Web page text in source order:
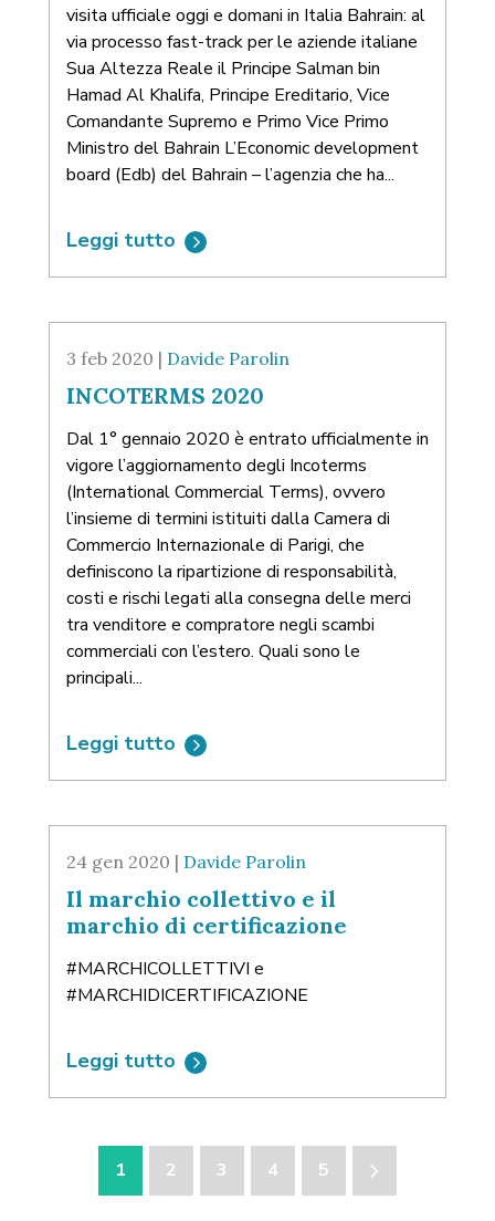
visita ufficiale oggi e domani in Italia Bahrain: al
via processo fast-track per le aziende italiane
Sua Altezza Reale il Principe Salman bin
Hamad Al Khalifa, Principe Ereditario, Vice
Comandante Supremo e Primo Vice Primo
Ministro del Bahrain L’Economic development
board (Edb) del Bahrain – l’agenzia che ha...
Leggi tutto
3 feb 2020 | Davide Parolin
INCOTERMS 2020
Dal 1° gennaio 2020 è entrato ufficialmente in
vigore l’aggiornamento degli Incoterms
(International Commercial Terms), ovvero
l’insieme di termini istituiti dalla Camera di
Commercio Internazionale di Parigi, che
definiscono la ripartizione di responsabilità,
costi e rischi legati alla consegna delle merci
tra venditore e compratore negli scambi
commerciali con l’estero. Quali sono le
principali...
Leggi tutto
24 gen 2020 | Davide Parolin
Il marchio collettivo e il
marchio di certificazione
#MARCHICOLLETTIVI e
#MARCHIDICERTIFICAZIONE
Leggi tutto
1 2 3 4 5